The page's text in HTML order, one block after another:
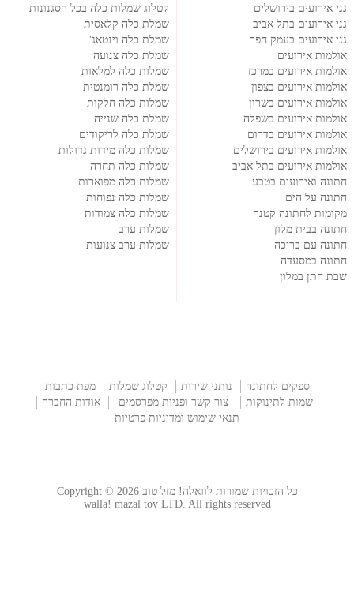
גני אירועים בירושלים
גני אירועים בתל אביב
גני אירועים בעמק חפר
אולמות אירועים
אולמות אירועים במרכז
אולמות אירועים בצפון
אולמות אירועים בשרון
אולמות אירועים בשפלה
אולמות אירועים בדרום
אולמות אירועים בירושלים
אולמות אירועים בתל אביב
חתונה ואירועים בטבע
חתונה על הים
מקומות לחתונה קטנה
חתונה בבית מלון
חתונה עם בריכה
חתונה במסעדה
שבת חתן במלון
קטלוג שמלות כלה בכל הסגנונות
שמלת כלה קלאסית
שמלת כלה וינטאג'
שמלת כלה צנועה
שמלות כלה למלאות
שמלת כלה רומנטית
שמלות כלה חלקות
שמלת כלה שנייה
שמלת כלה לריקודים
שמלות כלה מידות גדולות
שמלות כלה תחרה
שמלות כלה מפוארות
שמלות כלה נפוחות
שמלות כלה צמודות
שמלות ערב
שמלות ערב צנועות
ספקים לחתונה נותני שירות קטלוג שמלות
מפת כתבות
שמות לתינוקות
צור קשר ופניות מפרסמים
אודות החברה
תנאי שימוש ומדיניות פרטיות
כל הזכויות שמורות לוואלה! מזל טוב Copyright © 2026
walla! mazal tov LTD. All rights reserved